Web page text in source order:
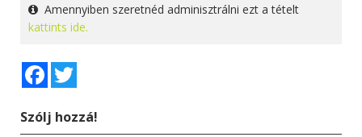
Amennyiben szeretnéd adminisztrálni ezt a tételt
kattints ide.
Facebook
Szólj hozzá!